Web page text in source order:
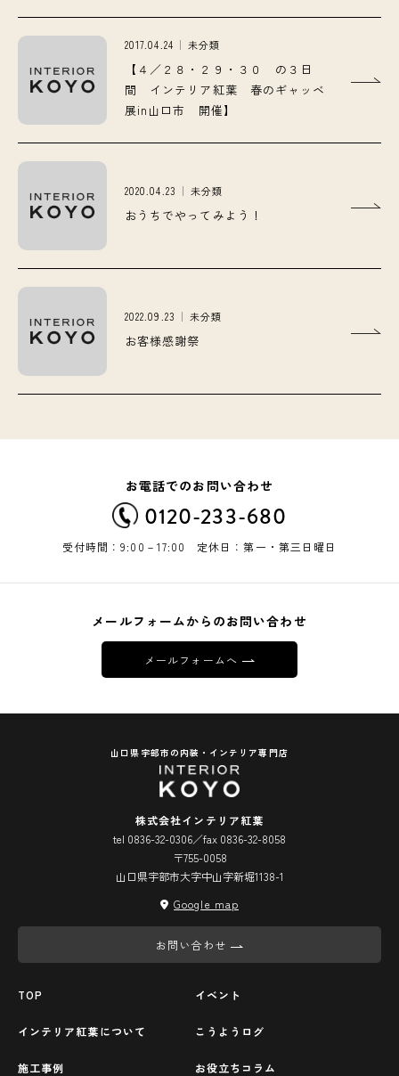
2017.04.24 未分類
【４／２８・２９・３０ の３日
間 インテリア紅葉 春のギャッベ
展in山口市 開催】
2020.04.23 未分類
おうちでやってみよう！
2022.09.23 未分類
お客様感謝祭
お電話でのお問い合わせ
0120-233-680
受付時間：9:00－17:00 定休日：第一・第三日曜日
メールフォームからのお問い合わせ
メールフォームへ
山口県宇部市の内装・インテリア専門店
株式会社インテリア紅葉
tel 0836-32-0306／fax 0836-32-8058
〒755-0058
山口県宇部市大字中山字新堀1138-1
Google map
お問い合わせ
TOP
インテリア紅葉について
施工事例
イベント
こうようログ
お役立ちコラム